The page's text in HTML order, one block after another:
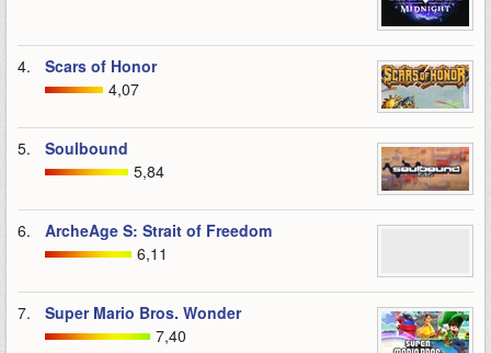
4.
Scars of Honor
4,07
5.
Soulbound
5,84
6.
ArcheAge S: Strait of Freedom
6,11
7.
Super Mario Bros. Wonder
7,40